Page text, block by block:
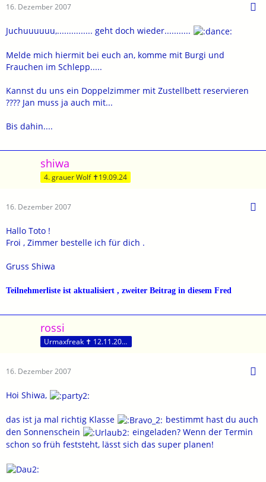
16. Dezember 2007
Juchuuuuuu,............... geht doch wieder...........
Melde mich hiermit bei euch an, komme mit Burgi und
Frauchen im Schlepp.....
Kannst du uns ein Doppelzimmer mit Zustellbett reservieren
???? Jan muss ja auch mit...
Bis dahin....
shiwa
4. grauer Wolf ✝19.09.24
16. Dezember 2007
Hallo Toto !
Froi , Zimmer bestelle ich für dich .
Gruss Shiwa
Teilnehmerliste ist aktualisiert , zweiter Beitrag in diesem Fred
rossi
Urmaxfreak ✝ 12.11.2017
16. Dezember 2007
Hoi Shiwa,
das ist ja mal richtig Klasse
bestimmt hast du auch
den Sonnenschein
eingeladen? Wenn der Termin
schon so früh feststeht, lässt sich das super planen!